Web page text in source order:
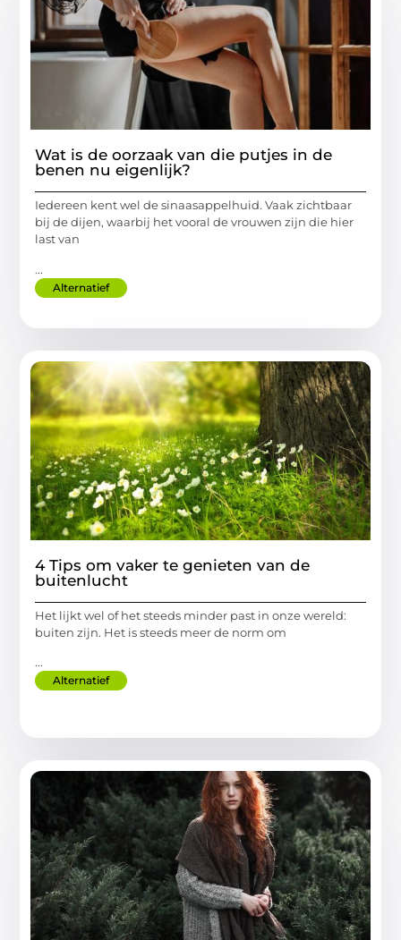
Wat is de oorzaak van die putjes in de
benen nu eigenlijk?
Iedereen kent wel de sinaasappelhuid. Vaak zichtbaar
bij de dijen, waarbij het vooral de vrouwen zijn die hier
last van
...
Alternatief
4 Tips om vaker te genieten van de
buitenlucht
Het lijkt wel of het steeds minder past in onze wereld:
buiten zijn. Het is steeds meer de norm om
...
Alternatief